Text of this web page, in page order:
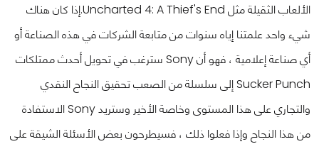
الألعاب الثقيلة مثل Uncharted 4: A Thief's End.
إذا كان هناك
شيء واحد علمتنا إياه سنوات من متابعة الشركات في هذه الصناعة أو
أي صناعة إعلامية ، فهو أن Sony سترغب في تحويل أحدث ممتلكات
Sucker Punch إلى سلسلة من الصعب تحقيق النجاح النقدي
والتجاري على هذا المستوى وخاصة الأخير وستريد Sony الاستفادة
من هذا النجاح وإذا فعلوا ذلك ، فسيطرحون بعض الأسئلة الشيقة على